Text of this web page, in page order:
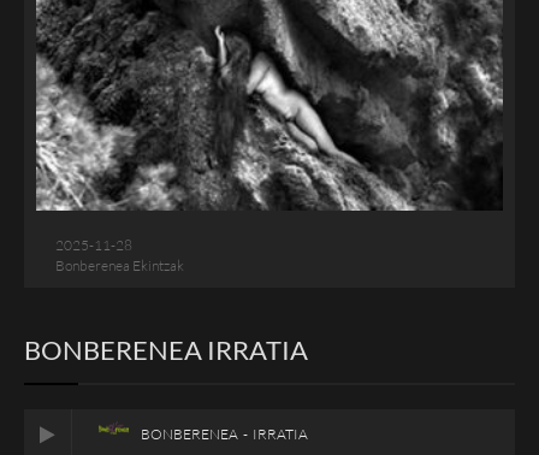
2025-11-28
Bonberenea Ekintzak
BONBERENEA IRRATIA
BONBERENEA - IRRATIA